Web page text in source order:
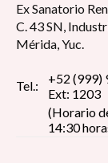
Ex Sanatorio
C. 43 SN,
Mérida, Yuc.
Tel.:
+52 (999)
Ext: 1203
(Horario
14:30